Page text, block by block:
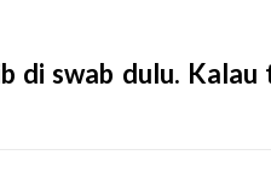
di swab dulu.